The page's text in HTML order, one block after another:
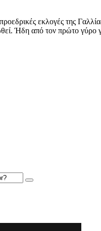
εκλογές της
Ήδη από τον πρώτο γύρο